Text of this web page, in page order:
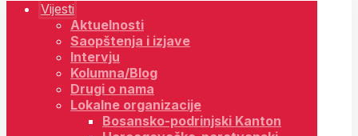
Vijesti
Aktuelnosti
Saopštenja i izjave
Intervju
Kolumna/Blog
Drugi o nama
Lokalne organizacije
Bosansko-podrinjski Kanton